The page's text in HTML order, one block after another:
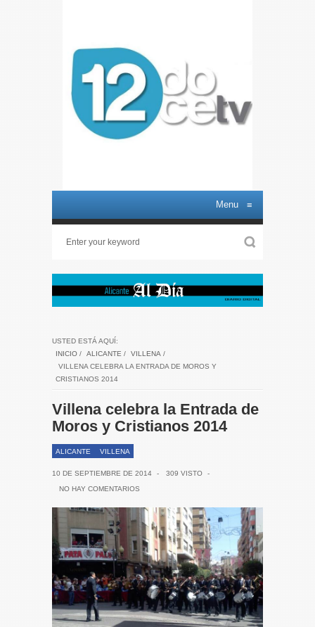
Menu ≡
USTED ESTÁ AQUÍ:
INICIO / ALICANTE / VILLENA /
VILLENA CELEBRA LA ENTRADA DE MOROS Y
CRISTIANOS 2014
Villena celebra la Entrada de
Moros y Cristianos 2014
ALICANTE VILLENA
10 DE SEPTIEMBRE DE 2014 - 309 VISTO
-
NO HAY COMENTARIOS